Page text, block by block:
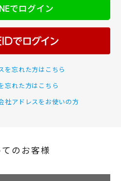
でログイン
を忘れた方はこちら
忘れた方はこちら
社アドレスをお使いの方
てのお客様